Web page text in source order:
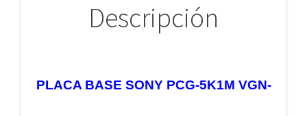
Descripción
PLACA BASE SONY PCG-5K1M VGN-